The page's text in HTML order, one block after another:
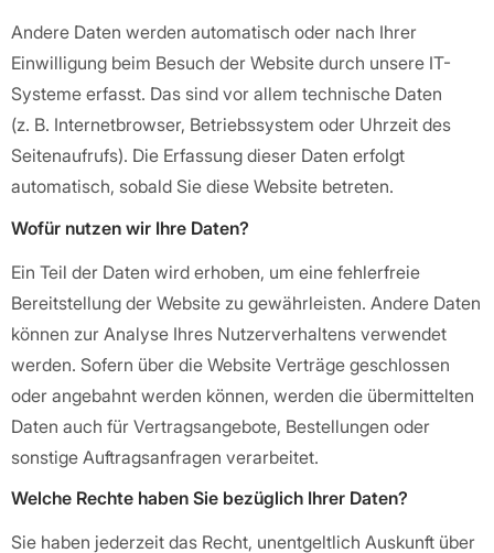
Andere Daten werden automatisch oder nach Ihrer
Einwilligung beim Besuch der Website durch unsere IT-
Systeme erfasst. Das sind vor allem technische Daten
(z. B. Internetbrowser, Betriebssystem oder Uhrzeit des
Seitenaufrufs). Die Erfassung dieser Daten erfolgt
automatisch, sobald Sie diese Website betreten.
Wofür nutzen wir Ihre Daten?
Ein Teil der Daten wird erhoben, um eine fehlerfreie
Bereitstellung der Website zu gewährleisten. Andere Daten
können zur Analyse Ihres Nutzerverhaltens verwendet
werden. Sofern über die Website Verträge geschlossen
oder angebahnt werden können, werden die übermittelten
Daten auch für Vertragsangebote, Bestellungen oder
sonstige Auftragsanfragen verarbeitet.
Welche Rechte haben Sie bezüglich Ihrer Daten?
Sie haben jederzeit das Recht, unentgeltlich Auskunft über